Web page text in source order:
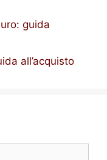
e
e
guida
all’acquisto